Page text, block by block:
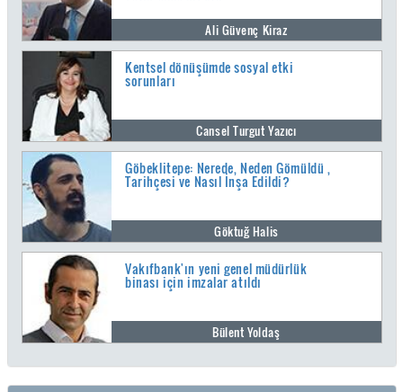
Ali Güvenç Kiraz
Kentsel dönüşümde sosyal etki
sorunları
Cansel Turgut Yazıcı
Göbeklitepe: Nerede, Neden Gömüldü ,
Tarihçesi ve Nasıl İnşa Edildi?
Göktuğ Halis
Vakıfbank'ın yeni genel müdürlük
binası için imzalar atıldı
Bülent Yoldaş